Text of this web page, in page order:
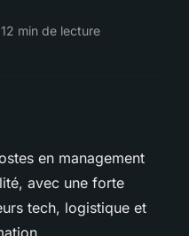
12 min de lecture
en management
avec une forte
tech, logistique et